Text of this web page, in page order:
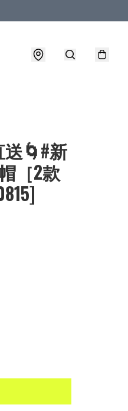
🌀#新
［2款